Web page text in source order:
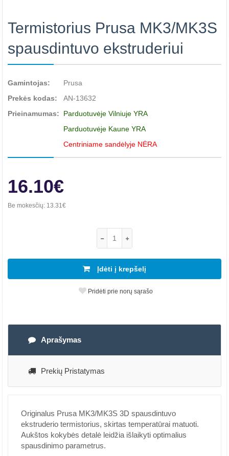
Termistorius Prusa MK3/MK3S
spausdintuvo ekstruderiui
Gamintojas:
Prusa
Prekės kodas:
AN-13632
Prieinamumas:
Parduotuvėje Vilniuje YRA
Parduotuvėje Kaune YRA
Centriniame sandėlyje NĖRA
16.10€
Be mokesčių: 13.31€
Įdėti į krepšelį
Pridėti prie norų sąrašo
Aprašymas
Prekių Pristatymas
Originalus Prusa MK3/MK3S 3D spausdintuvo
ekstruderio termistorius, skirtas temperatūrai matuoti.
Aukštos kokybės detalė leidžia išlaikyti optimalius
spausdinimo parametrus.